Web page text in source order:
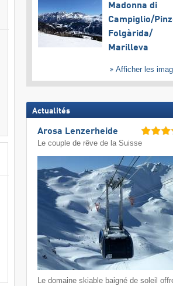
Madonna di
Campiglio/​
Folgàrida/​
Marilleva
Afficher les
Actualités
Arosa Lenzerheide
Le couple de rêve de la Suisse
Le domaine skiable baigné de soleil